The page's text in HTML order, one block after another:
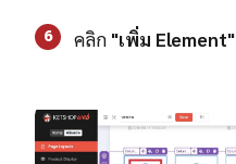
6 คลิก "เพิ่ม Element"